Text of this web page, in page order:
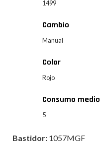
1499
Cambio
Manual
Color
Rojo
Consumo medio
5
Bastidor: 1057MGF